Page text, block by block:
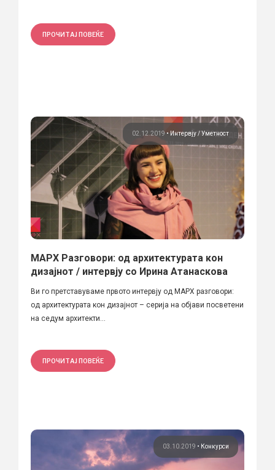
ПРОЧИТАЈ ПОВЕЌЕ
02.12.2019 • Интервју Уметност
МАРХ Разговори: од архитектурата кон
дизајнот / интервју со Ирина Атанаскова
Ви го претставуваме првото интервју од МАРХ разговори:
од архитектурата кон дизајнот – серија на објави посветени
на седум архитекти...
ПРОЧИТАЈ ПОВЕЌЕ
03.10.2019 • Конкурси